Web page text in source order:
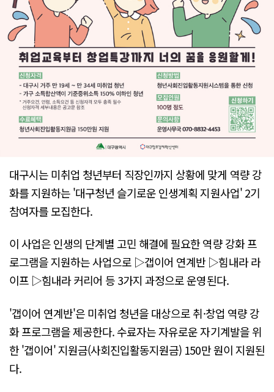
대구시는 미취업 청년부터 직장인까지 상황에 맞게 역량 강
화를 지원하는 '대구청년 슬기로운 인생계획 지원사업' 2기
참여자를 모집한다.
이 사업은 인생의 단계별 고민 해결에 필요한 역량 강화 프
로그램을 지원하는 사업으로 ▷갭이어 연계반 ▷힘내라 라
이프 ▷힘내라 커리어 등 3가지 과정으로 운영된다.
'갭이어 연계반'은 미취업 청년을 대상으로 취·창업 역량 강
화 프로그램을 제공한다. 수료자는 자유로운 자기계발을 위
한 '갭이어' 지원금(사회진입활동지원금) 150만 원이 지원된
다.